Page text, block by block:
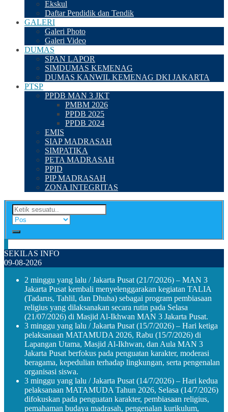
Ekskul
Daftar Pendidik dan Tendik
GALERI
Galeri Photo
Galeri Video
DUMAS
SPAN LAPOR
SIMDUMAS KEMENAG
DUMAS KANWIL KEMENAG DKI JAKARTA
PTSP
PPDB MAN 3 JKT
PMBM 2026
PPDB 2025
PPDB 2024
EMIS
SIAP MADRASAH
SIMPATIKA
PETA MADRASAH
PPID
PIP MADRASAH
ZONA INTEGRITAS
SEKILAS INFO
09-08-2026
2 minggu yang lalu / Jakarta Pusat (21/7/2026) – MAN 3
Jakarta Pusat kembali menyelenggarakan kegiatan TALIA
(Tadarus, Tahlil, dan Dhuha) sebagai program pembiasaan
religius yang dilaksanakan secara rutin pada Selasa
(21/07/2026) di Masjid Al-Ikhwan MAN 3 Jakarta Pusat.
3 minggu yang lalu / Jakarta Pusat (15/7/2026) – Hari ketiga
pelaksanaan MATAMUDA 2026, Rabu (15/7/2026) di
Lapangan Utama, Masjid Al-Ikhwan, dan Aula MAN 3
Jakarta Pusat berfokus pada penguatan karakter, moderasi
beragama, kepedulian terhadap lingkungan, serta pengenalan
organisasi siswa.
3 minggu yang lalu / Jakarta Pusat (14/7/2026) – Hari kedua
pelaksanaan MATAMUDA Tahun 2026, Selasa (14/7/2026)
difokuskan pada penguatan karakter, pembiasaan religius,
pemahaman budaya madrasah, pengenalan kurikulum,